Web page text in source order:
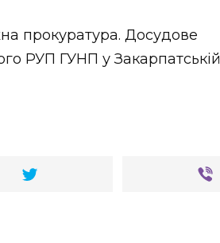
прокуратура. Досудове
РУП ГУНП у Закарпатській